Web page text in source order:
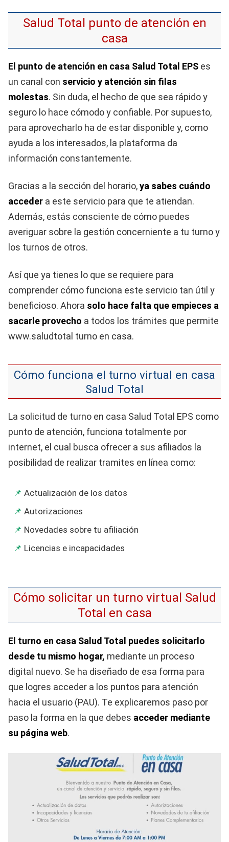
Salud Total punto de atención en
casa
El punto de atención en casa Salud Total EPS es
un canal con servicio y atención sin filas
molestas. Sin duda, el hecho de que sea rápido y
seguro lo hace cómodo y confiable. Por supuesto,
para aprovecharlo ha de estar disponible y, como
ayuda a los interesados, la plataforma da
información constantemente.
Gracias a la sección del horario,ya sabes cuándo
acceder a este servicio para que te atiendan.
Además, estás consciente de cómo puedes
averiguar sobre la gestión concerniente a tu turno y
los turnos de otros.
Así que ya tienes lo que se requiere para
comprender cómo funciona este servicio tan útil y
beneficioso. Ahora solo hace falta que empieces a
sacarle provecho a todos los trámites que permite
www.saludtotal turno en casa.
Cómo funciona el turno virtual en casa
Salud Total
La solicitud de turno en casa Salud Total EPS como
punto de atención, funciona totalmente por
internet, el cual busca ofrecer a sus afiliados la
posibilidad de realizar tramites en línea como:
Actualización de los datos
Autorizaciones
Novedades sobre tu afiliación
Licencias e incapacidades
Cómo solicitar un turno virtual Salud
Total en casa
El turno en casa Salud Total puedes solicitarlo
desde tu mismo hogar, mediante un proceso
digital nuevo. Se ha diseñado de esa forma para
que logres acceder a los puntos para atención
hacia el usuario (PAU). Te explicaremos paso por
paso la forma en la que debes acceder mediante
su página web.